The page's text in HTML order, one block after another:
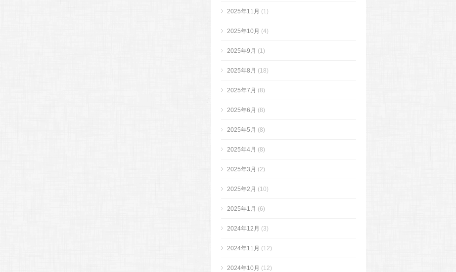
2025年11月 (1)
2025年10月 (4)
2025年9月 (1)
2025年8月 (18)
2025年7月 (8)
2025年6月 (8)
2025年5月 (8)
2025年4月 (8)
2025年3月 (2)
2025年2月 (10)
2025年1月 (6)
2024年12月 (3)
2024年11月 (12)
2024年10月 (12)